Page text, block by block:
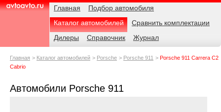
AvtoAvto.ru
Навигация Главная
Подбор автомобиля
Каталог автомобилей
Сравнить комплектации
Дилеры
Справочник Журнал
Родительские
Главная Каталог автомобилей Porsche Porsche 911
Porsche 911 Carrera C2
Cabrio
Автомобили Porsche 911
Примечания